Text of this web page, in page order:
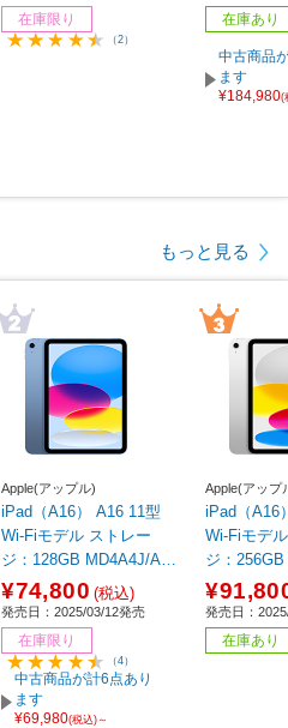
在庫限り
（2）
ブルー ブルー MWUF3J/
A
在庫あり
中古商品
ます
¥184,980(
もっと見る
Apple(アップル)
iPad（A16） A16 11型
Wi-Fiモデル ストレー
ジ：128GB MD4A4J/A
ブルー
¥74,800 (税込)
発売日：2025/03/12発売
在庫限り
（4）
中古商品が計6点あり
ます
¥69,980(税込)～
Apple(アップ
iPad（A16
Wi-Fiモデル ストレ
ジ：
シルバー
発売日：
在庫あり